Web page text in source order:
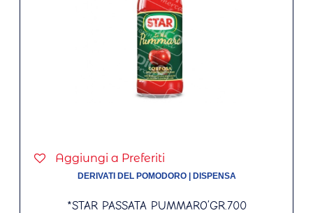
Aggiungi a Preferiti
DERIVATI DEL POMODORO| DISPENSA
*STAR PASSATA PUMMARO’GR.700